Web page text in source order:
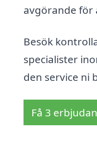
avgörande för
Besök
specialister
den service ni
Få 3